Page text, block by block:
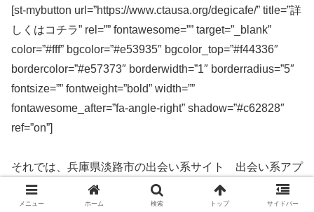
[st-mybutton url=”https://www.ctausa.org/degicafe/” title=”詳
しくはコチラ” rel=”” fontawesome=”” target=”_blank”
color=”#fff” bgcolor=”#e53935″ bgcolor_top=”#f44336″
bordercolor=”#e57373″ borderwidth=”1″ borderradius=”5″
fontsize=”” fontweight=”bold” width=””
fontawesome_after=”fa-angle-right” shadow=”#c62828″
ref=”on”]
それでは、兵庫県淡路市の出会い系サイト 出会い系アプ
リを実際に使ってみた感想などを解説します。
メニュー ホーム 検索 トップ サイドバー